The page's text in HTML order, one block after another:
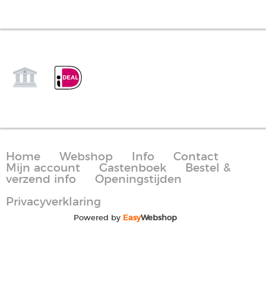
Home Webshop Info
Contact
Mijn account
Gastenboek
Bestel &
verzend info
Openingstijden
Privacyverklaring
Powered by EasyWebshop